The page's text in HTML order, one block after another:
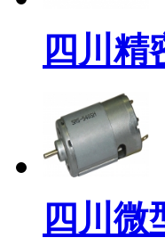
四川精
四川微